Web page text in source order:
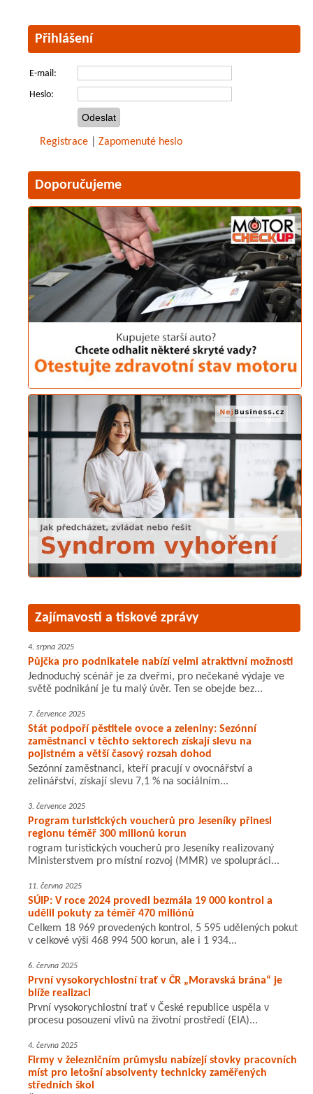
Přihlášení
E-mail:
Heslo:
Registrace Zapomenuté heslo
Doporučujeme
Zajímavosti a tiskové zprávy
4. srpna 2025
Půjčka pro podnikatele nabízí velmi atraktivní možnosti
Jednoduchý scénář je za dveřmi, pro nečekané výdaje ve
světě podnikání je tu malý úvěr. Ten se obejde bez...
7. července 2025
Stát podpoří pěstitele ovoce a zeleniny: Sezónní
zaměstnanci v těchto sektorech získají slevu na
pojistném a větší časový rozsah dohod
Sezónní zaměstnanci, kteří pracují v ovocnářství a
zelinářství, získají slevu 7,1 % na sociálním...
3. července 2025
Program turistických voucherů pro Jeseníky přinesl
regionu téměř 300 milionů korun
rogram turistických voucherů pro Jeseníky realizovaný
Ministerstvem pro místní rozvoj (MMR) ve spolupráci...
11. června 2025
SÚIP: V roce 2024 provedl bezmála 19 000 kontrol a
udělil pokuty za téměř 470 miliónů
Celkem 18 969 provedených kontrol, 5 595 udělených pokut
v celkové výši 468 994 500 korun, ale i 1 934...
6. června 2025
První vysokorychlostní trať v ČR „Moravská brána“ je
blíže realizaci
První vysokorychlostní trať v České republice uspěla v
procesu posouzení vlivů na životní prostředí (EIA)...
4. června 2025
Firmy v železničním průmyslu nabízejí stovky pracovních
míst pro letošní absolventy technicky zaměřených
středních škol